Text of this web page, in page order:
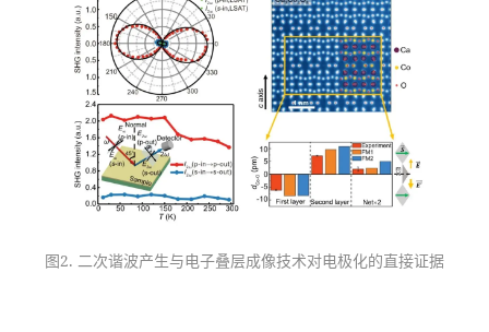
图2. 二次谐波产生与电子叠层成像技术对电极化的直接证据